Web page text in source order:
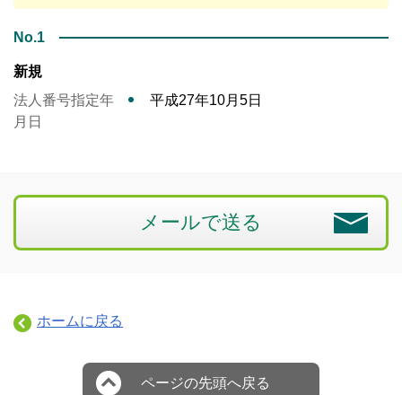
No.1
新規
法人番号指定年
月日
平成27年10月5日
メールで送る
ホームに戻る
ページの先頭へ戻る